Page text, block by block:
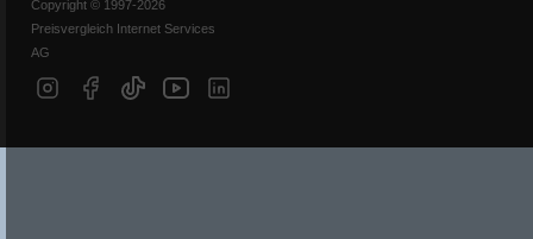
Copyright © 1997-2026
Preisvergleich Internet Services
AG